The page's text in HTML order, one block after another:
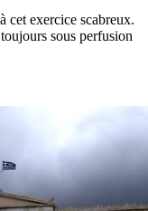
cet exercice scabreux.
sous perfusion